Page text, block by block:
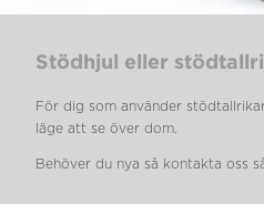
Stödhjul eller
För dig som använder
läge att se över dom.
Behöver du nya så kontakta oss